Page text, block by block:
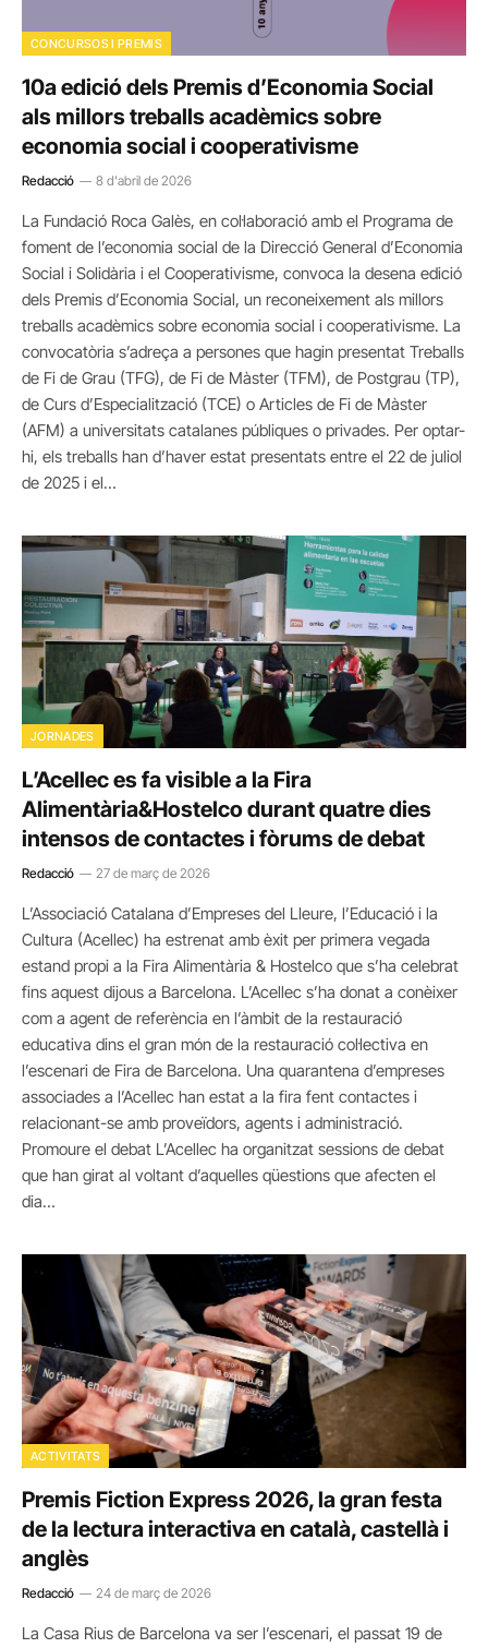
CONCURSOS I PREMIS
10a edició dels Premis d’Economia Social
als millors treballs acadèmics sobre
economia social i cooperativisme
Redacció 8 d'abril de 2026
La Fundació Roca Galès, en col·laboració amb el Programa de
foment de l’economia social de la Direcció General d’Economia
Social i Solidària i el Cooperativisme, convoca la desena edició
dels Premis d’Economia Social, un reconeixement als millors
treballs acadèmics sobre economia social i cooperativisme. La
convocatòria s’adreça a persones que hagin presentat Treballs
de Fi de Grau (TFG), de Fi de Màster (TFM), de Postgrau (TP),
de Curs d’Especialització (TCE) o Articles de Fi de Màster
(AFM) a universitats catalanes públiques o privades. Per optar-
hi, els treballs han d’haver estat presentats entre el 22 de juliol
de 2025 i el…
JORNADES
L’Acellec es fa visible a la Fira
Alimentària&Hostelco durant quatre dies
intensos de contactes i fòrums de debat
Redacció 27 de març de 2026
L’Associació Catalana d’Empreses del Lleure, l’Educació i la
Cultura (Acellec) ha estrenat amb èxit per primera vegada
estand propi a la Fira Alimentària & Hostelco que s’ha celebrat
fins aquest dijous a Barcelona. L’Acellec s’ha donat a conèixer
com a agent de referència en l’àmbit de la restauració
educativa dins el gran món de la restauració col·lectiva en
l’escenari de Fira de Barcelona. Una quarantena d’empreses
associades a l’Acellec han estat a la fira fent contactes i
relacionant-se amb proveïdors, agents i administració.
Promoure el debat L’Acellec ha organitzat sessions de debat
que han girat al voltant d’aquelles qüestions que afecten el
dia…
ACTIVITATS
Premis Fiction Express 2026, la gran festa
de la lectura interactiva en català, castellà i
anglès
Redacció 24 de març de 2026
La Casa Rius de Barcelona va ser l’escenari, el passat 19 de